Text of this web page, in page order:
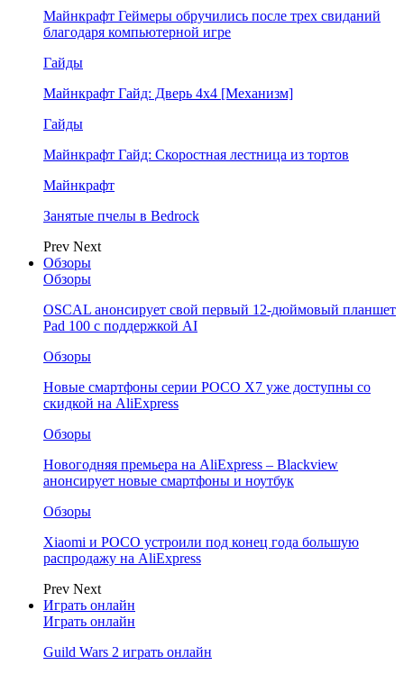
Майнкрафт Геймеры обручились после трех свиданий
благодаря компьютерной игре
Гайды
Майнкрафт Гайд: Дверь 4х4 [Механизм]
Гайды
Майнкрафт Гайд: Скоростная лестница из тортов
Майнкрафт
Занятые пчелы в Bedrock
Prev Next
Обзоры
Обзоры
OSCAL анонсирует свой первый 12-дюймовый планшет
Pad 100 с поддержкой AI
Обзоры
Новые смартфоны серии POCO X7 уже доступны со
скидкой на AliExpress
Обзоры
Новогодняя премьера на AliExpress – Blackview
анонсирует новые смартфоны и ноутбук
Обзоры
Xiaomi и POCO устроили под конец года большую
распродажу на AliExpress
Prev Next
Играть онлайн
Играть онлайн
Guild Wars 2 играть онлайн